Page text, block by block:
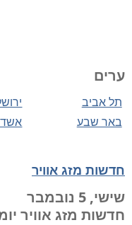
ערים
תל אביב
באר שבע
חדשות מזג אוויר
שישי, 5 נובמבר
חדשות מזג אוויר